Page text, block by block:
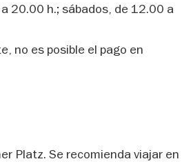
20.00 h.; sábados, de 12.00 a
no es posible el pago en
Platz. Se recomienda viajar en